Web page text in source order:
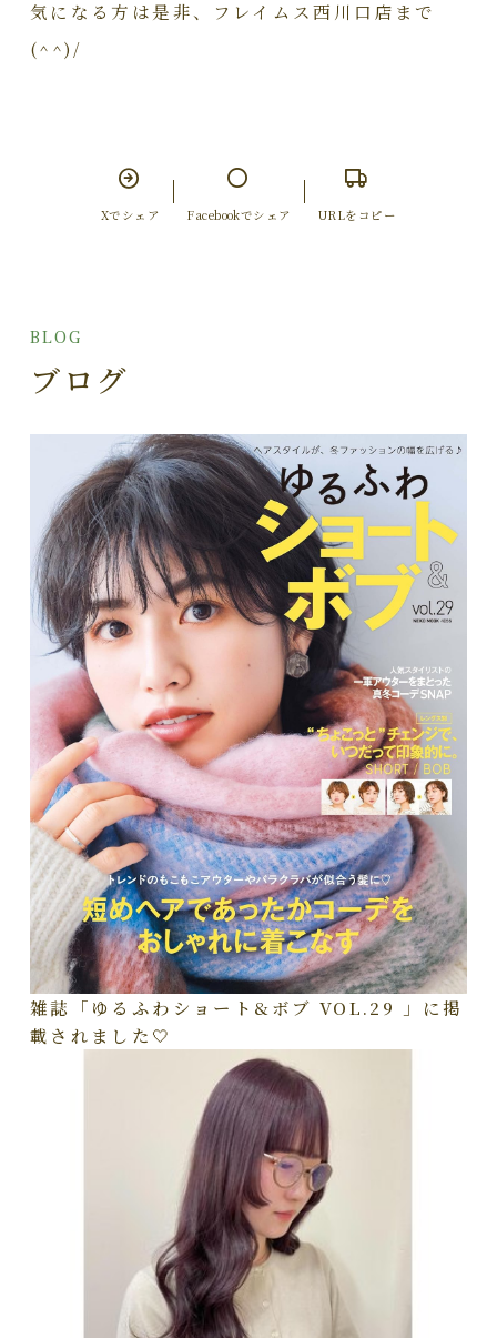
気になる方は是非、フレイムス西川口店まで
(^^)/
Xでシェア Facebookでシェア URLをコピー
BLOG
ブログ
雑誌「ゆるふわショート&ボブ VOL.29 」に掲
載されました🤍